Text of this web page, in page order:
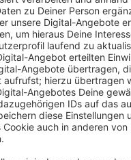
gab es für Euch im
ein breites Angebot
Zudem
Gastronomie und
Besonders für
und Anime-Fans war
zentraler Treffpunkt im